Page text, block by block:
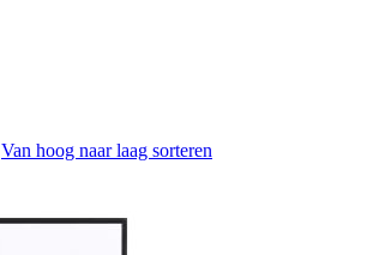
Van hoog naar laag sorteren